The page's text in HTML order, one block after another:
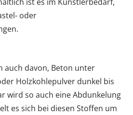
ist es im Künstlerbedarf,
oder
auch davon, Beton unter
Holzkohlepulver dunkel bis
wird so auch eine Abdunkelung
es sich bei diesen Stoffen um